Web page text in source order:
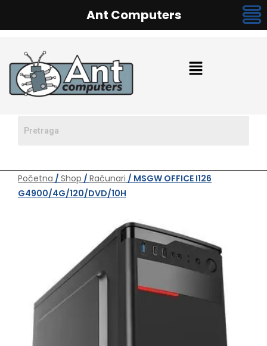
Početna / Shop / Računari / MSGW OFFICE I126
G4900/4G/120/DVD/10H
Ant Computers